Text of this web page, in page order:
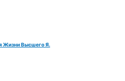
Жизни Высшего Я.